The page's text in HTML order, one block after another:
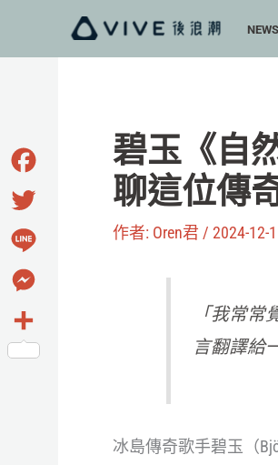
容
NEWS
碧玉《自
聊這位傳
作者: Oren君 / 2024-12-
「我常
言翻譯給
冰島傳奇歌手碧玉（
Facebook
Twitter
Line
Messenger
分